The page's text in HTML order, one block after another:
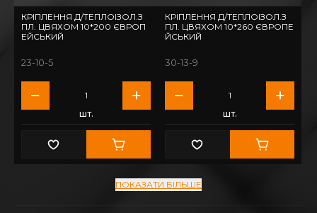
КРІПЛЕННЯ Д/ТЕПЛОІЗОЛ.З
ПЛ. ЦВЯХОМ 10*200 ЄВРОП
ЕЙСЬКИЙ
23-10-5
шт.
КРІПЛЕННЯ Д/ТЕПЛОІЗОЛ.З
ПЛ. ЦВЯХОМ 10*260 ЄВРОПЕ
ЙСЬКИЙ
30-13-9
шт.
ПОКАЗАТИ БІЛЬШЕ